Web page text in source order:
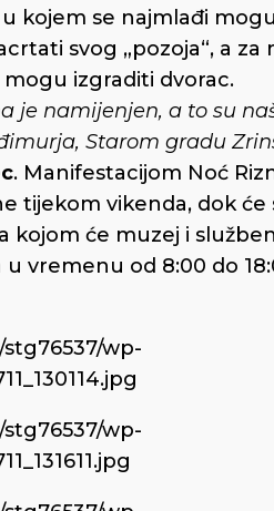
kojem se najmlađi
svog „pozoja“, a
izgraditi dvorac.
je namijenjen, a to su
Starom gradu
. Manifestacijom Noć
tijekom vikenda, dok
kojom će muzej i
vremenu od 8:00 do
wp-
wp-